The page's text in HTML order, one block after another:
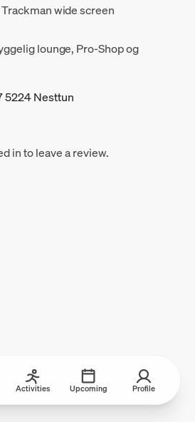
wide screen
lounge, Pro-Shop og
5224 Nesttun
in to leave a review.
Activities Upcoming Profile